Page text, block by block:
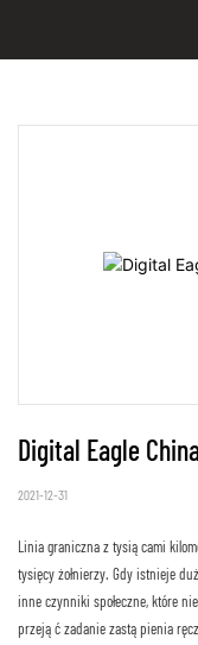
Digital Eagle
2021-12-31
Linia graniczna z tysiącami
tysięcy żołnierzy. Gdy istnieje
inne czynniki społeczne, które
przejąć zadanie zastąpienia